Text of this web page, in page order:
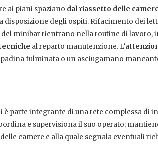
ai piani spaziano dal riassetto delle
a disposizione degli ospiti. Rifacimento dei
minibar rientrano nella routine di lavoro,
al reparto manutenzione. L’
fulminata o un asciugamano
parte integrante di una rete complessa di
e supervisiona il suo operato;
camere e alla quale segnala eventuali